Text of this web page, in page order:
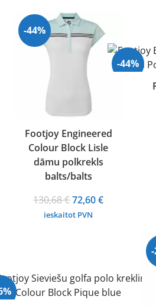
77,44 €.
-44%
Footjoy Engineered
Colour Block Lisle
dāmu polkrekls
balts/balts
130,68€Original
price
72,60€Current
ieskaitot PVN
-44%